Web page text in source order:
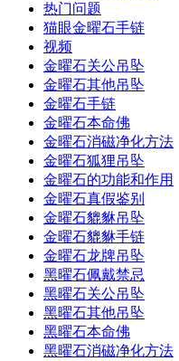
热门问题
猫眼金曜石手链
视频
金曜石关公吊坠
金曜石其他吊坠
金曜石手链
金曜石本命佛
金曜石消磁净化方法
金曜石狐狸吊坠
金曜石的功能和作用
金曜石真假鉴别
金曜石貔貅吊坠
金曜石貔貅手链
金曜石龙牌吊坠
黑曜石佩戴禁忌
黑曜石关公吊坠
黑曜石其他吊坠
黑曜石本命佛
黑曜石消磁净化方法